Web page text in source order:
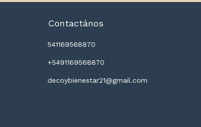
Contactános
541169568870
+5491169568870
decoybienestar21@gmail.com